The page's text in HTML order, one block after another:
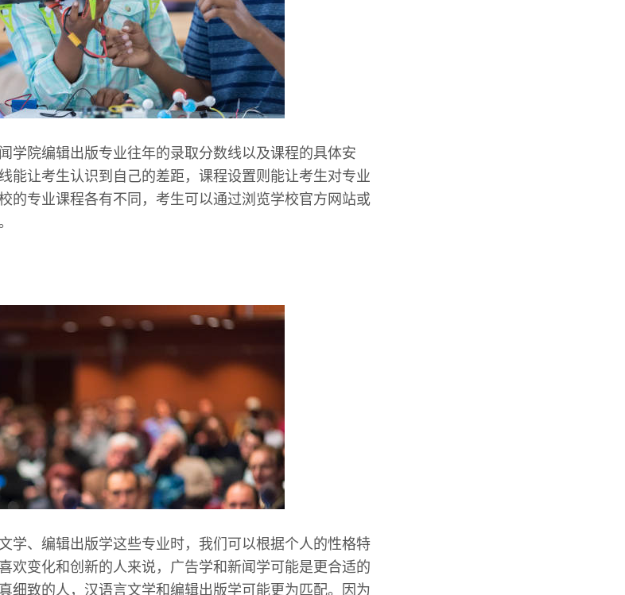
学院编辑出版专业往年的录取分数线以及课程的具体安
能让考生认识到自己的差距，课程设置则能让考生对专业
的专业课程各有不同，考生可以通过浏览学校官方网站或
学、编辑出版学这些专业时，我们可以根据个人的性格特
欢变化和创新的人来说，广告学和新闻学可能是更合适的
细致的人，汉语言文学和编辑出版学可能更为匹配。因为